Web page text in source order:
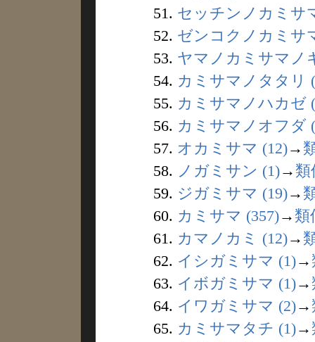
51. セッチンノカミサ
52. ゼンコクノカミサ
53. ヤマノカミサマノ
54. カミサマノタタリ
55. カミサマノハカゼ
56. カミサマノオフダ
57. オカミサマ (12)→
58. ノガミサン (1)→ 類
59. ジガミサマ (19)→
60. カミサマ (357)→ 類
61. カマノカミ (12)→
62. イシガミサマ (1)→
63. イボガミサマ (1)→
64. イワガミサマ (2)→
65. カミサマタチ (1)→